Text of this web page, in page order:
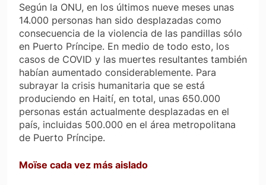
Según la ONU, en los últimos nueve meses unas
14.000 personas han sido desplazadas como
consecuencia de la violencia de las pandillas sólo
en Puerto Príncipe. En medio de todo esto, los
casos de COVID y las muertes resultantes también
habían aumentado considerablemente. Para
subrayar la crisis humanitaria que se está
produciendo en Haití, en total, unas 650.000
personas están actualmente desplazadas en el
país, incluidas 500.000 en el área metropolitana
de Puerto Príncipe.
Moïse cada vez más aislado